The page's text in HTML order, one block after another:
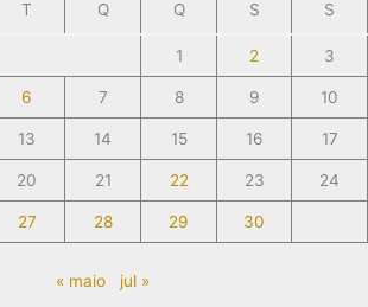
T Q Q S S
1 2 3
6 7 8 9 10
13 14 15 16 17
20 21 22 23 24
27 28 29 30
« maio jul »